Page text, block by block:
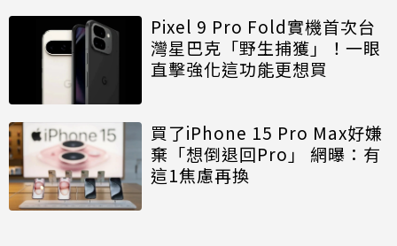
Pixel 9 Pro Fold實機首次台
灣星巴克「野生捕獲」！一眼
直擊強化這功能更想買
買了iPhone 15 Pro Max好嫌
棄「想倒退回Pro」 網曝：有
這1焦慮再換